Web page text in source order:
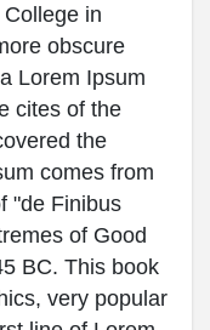
in
obscure
Lorem Ipsum
cites of the
the
comes from
"de Finibus
of Good
BC. This book
very popular